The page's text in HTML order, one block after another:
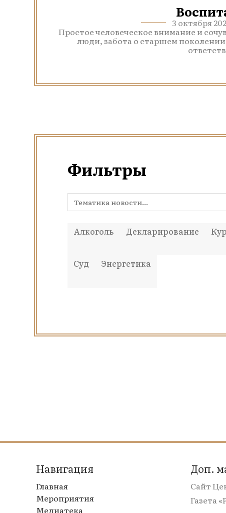
3 октября
Простое человеческое внимание и
люди, забота о старшем поколении
Фильтры
Алкоголь Декларирование
Суд Энергетика
Навигация
Главная
Мероприятия
Медиатека
Доп.
Сайт
Газета